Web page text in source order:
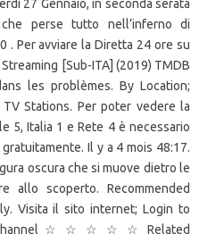
27 Gennaio, in seconda serata
perse tutto nell’inferno di
. Per avviare la Diretta 24 ore su
Streaming [Sub-ITA] (2019) TMDB
les problèmes. By Location;
Stations. Per poter vedere la
5, Italia 1 e Rete 4 è necessario
Il y a 4 mois 48:17.
oscura che si muove dietro le
allo scoperto. Recommended
Visita il sito internet; Login to
Channel ☆ ☆ ☆ ☆ ☆ Related